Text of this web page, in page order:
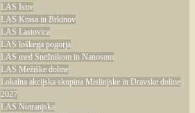
LAS Istre
LAS Krasa in Brkinov
LAS Lastovica
LAS loškega pogorja
LAS med Snežnikom in Nanosom
LAS Mežiške doline
Lokalna akcijska skupina Mislinjske in Dravske doline
2027
LAS Notranjska